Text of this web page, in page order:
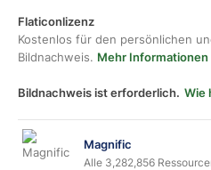
Flaticonlizenz
Kostenlos für den persönlichen
Bildnachweis. Mehr Informationen
Bildnachweis ist erforderlich. Wie
Magnific
Alle 3,282,856